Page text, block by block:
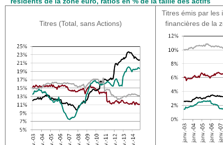
Titres (Total, sans Actions)
Titres émis par les
financières de la